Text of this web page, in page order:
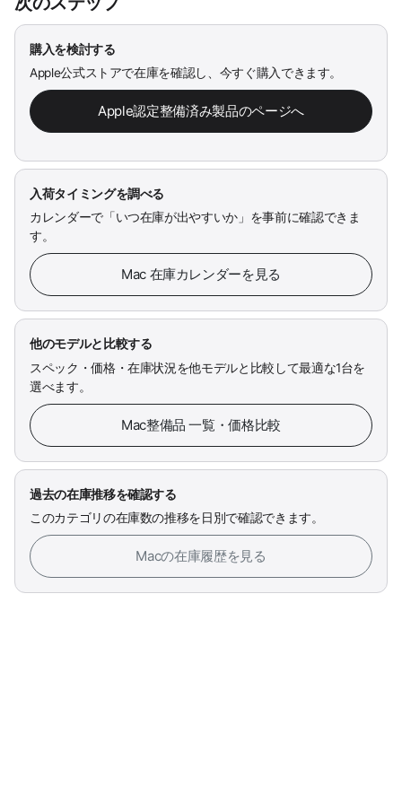
購入を検討する
Apple公式ストアで在庫を確認し、今すぐ購入できます。
Apple認定整備済み製品のページへ
入荷タイミングを調べる
カレンダーで「いつ在庫が出やすいか」を事前に確認できま
す。
Mac 在庫カレンダーを見る
他のモデルと比較する
スペック・価格・在庫状況を他モデルと比較して最適な1台を
選べます。
Mac整備品 一覧・価格比較
過去の在庫推移を確認する
このカテゴリの在庫数の推移を日別で確認できます。
Macの在庫履歴を見る